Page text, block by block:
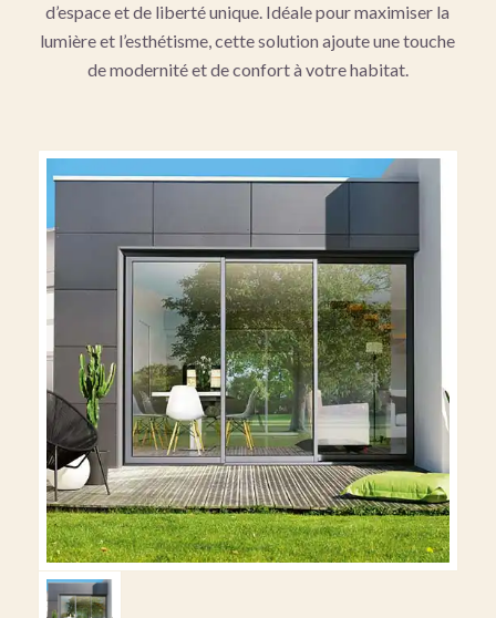
d’espace et de liberté unique. Idéale pour maximiser la
lumière et l’esthétisme, cette solution ajoute une touche
de modernité et de confort à votre habitat.